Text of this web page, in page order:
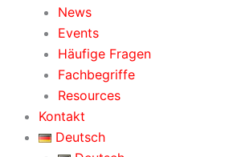
News
Events
Häufige Fragen
Fachbegriffe
Resources
Kontakt
Deutsch